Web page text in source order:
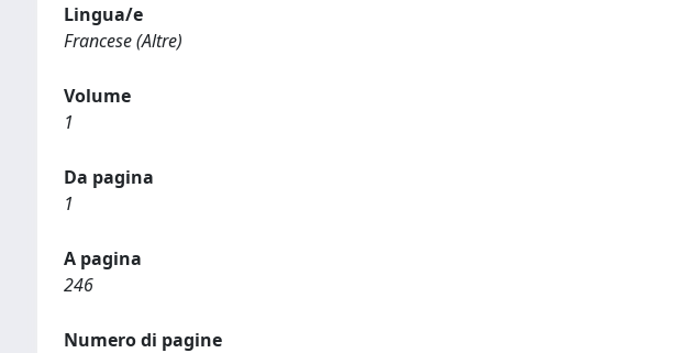
Lingua/e
Francese (Altre)
Volume
1
Da pagina
1
A pagina
246
Numero di pagine